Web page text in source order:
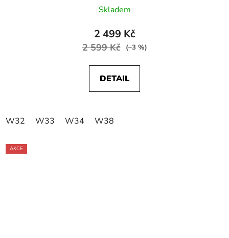
Skladem
2 499 Kč
2 599 Kč (–3 %)
DETAIL
W32 W33 W34 W38
AKCE